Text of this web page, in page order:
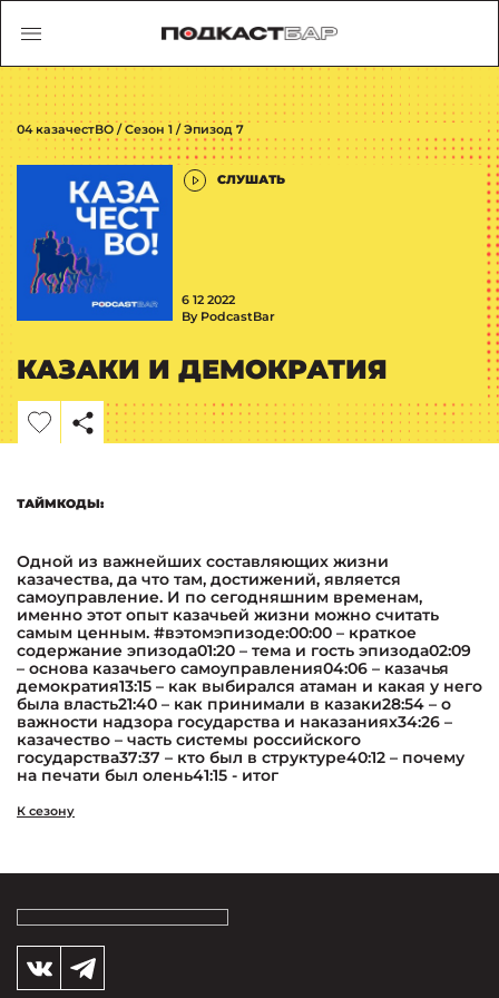
04 казачестВО / Сезон 1 / Эпизод 7
СЛУШАТЬ
6 12 2022
By PodcastBar
КАЗАКИ И ДЕМОКРАТИЯ
ТАЙМКОДЫ:
Одной из важнейших составляющих жизни
казачества, да что там, достижений, является
самоуправление. И по сегодняшним временам,
именно этот опыт казачьей жизни можно считать
самым ценным. #вэтомэпизоде:00:00 – краткое
содержание эпизода01:20 – тема и гость эпизода02:09
– основа казачьего самоуправления04:06 – казачья
демократия13:15 – как выбирался атаман и какая у него
была власть21:40 – как принимали в казаки28:54 – о
важности надзора государства и наказаниях34:26 –
казачество – часть системы российского
государства37:37 – кто был в структуре40:12 – почему
на печати был олень41:15 - итог
К сезону